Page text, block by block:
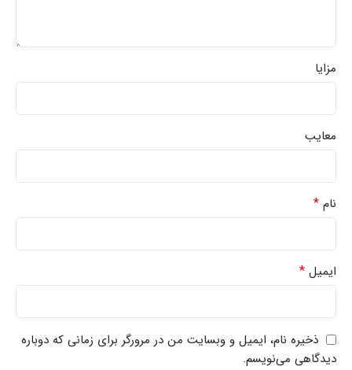
مزایا
معایب
نام *
ایمیل *
ذخیره نام، ایمیل و وبسایت من در مرورگر برای زمانی که دوباره
دیدگاهی می‌نویسم.